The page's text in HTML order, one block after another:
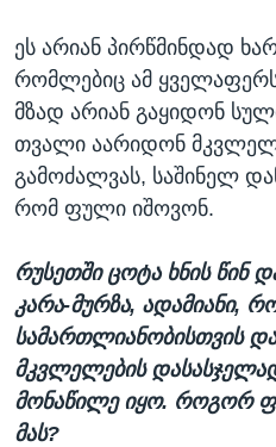
ეს არიან პირწმინდად
რომლებიც ამ
მზად არიან გაყიდონ
თვალი აარიდონ
გამოძალვას, საშინელ
რომ ფული იშოვონ.
რუსეთში ცოტა ხნის წინ
კარა-მურზა, ადამიანი,
სამართლიანობისთვის და
მკვლელების
მონაწილე იყო. როგორ
მას?